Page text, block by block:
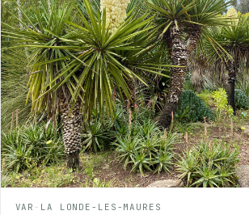
VAR - LA LONDE-LES-MAURES